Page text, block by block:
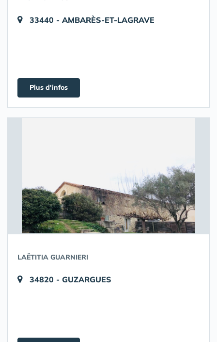
33440 - AMBARÈS-ET-LAGRAVE
Plus d'infos
LAËTITIA GUARNIERI
34820 - GUZARGUES